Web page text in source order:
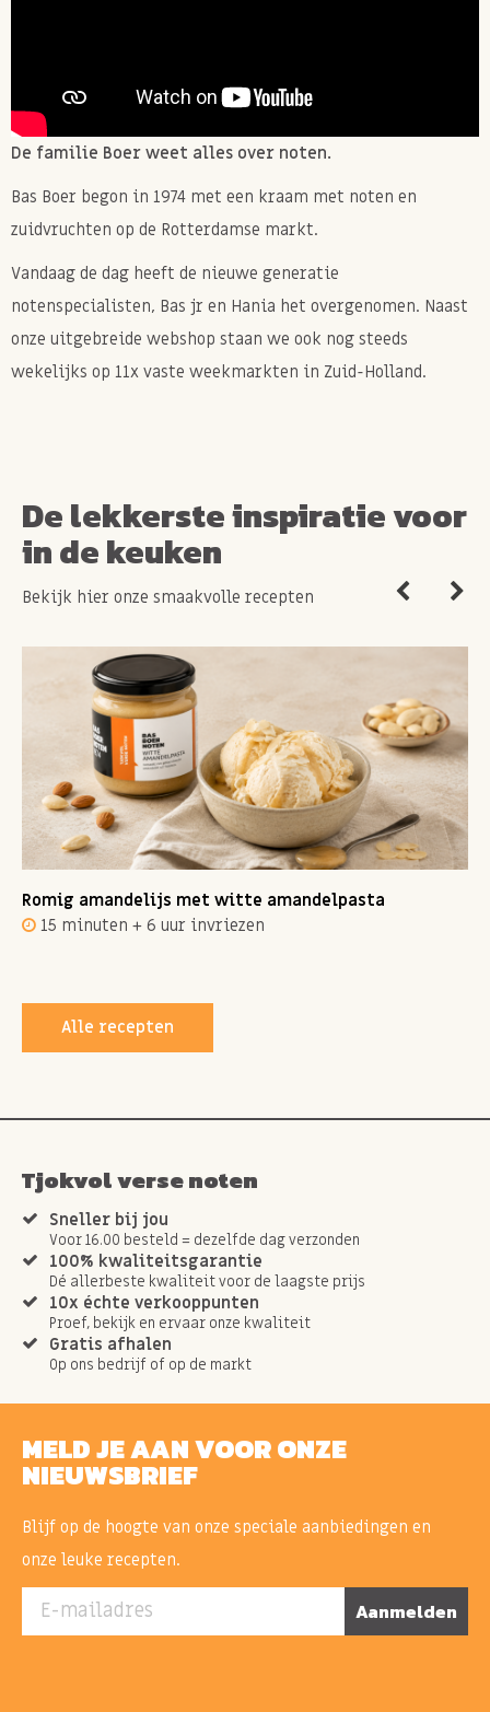
De familie Boer weet alles over noten.
Bas Boer begon in 1974 met een kraam met noten en
zuidvruchten op de Rotterdamse markt.
Vandaag de dag heeft de nieuwe generatie
notenspecialisten, Bas jr en Hania het overgenomen. Naast
onze uitgebreide webshop staan we ook nog steeds
wekelijks op 11x vaste weekmarkten in Zuid-Holland.
De lekkerste inspiratie voor
in de keuken
Bekijk hier onze smaakvolle recepten
Romig amandelijs met witte amandelpasta
15 minuten + 6 uur invriezen
Alle recepten
Tjokvol verse noten
Sneller bij jou
Voor 16.00 besteld = dezelfde dag verzonden
100% kwaliteitsgarantie
Dé allerbeste kwaliteit voor de laagste prijs
10x échte verkooppunten
Proef, bekijk en ervaar onze kwaliteit
Gratis afhalen
Op ons bedrijf of op de markt
MELD JE AAN VOOR ONZE
NIEUWSBRIEF
Blijf op de hoogte van onze speciale aanbiedingen en
onze leuke recepten.
E-mailadres Aanmelden